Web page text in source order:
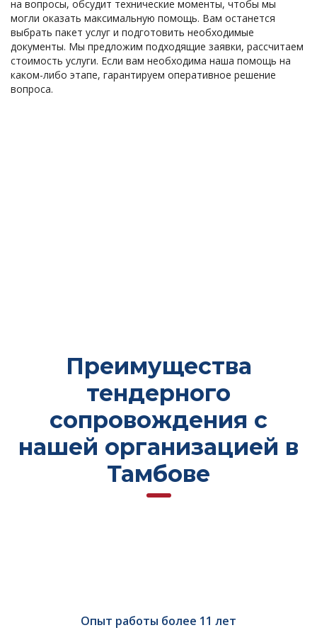
на вопросы, обсудит технические моменты, чтобы мы
могли оказать максимальную помощь. Вам останется
выбрать пакет услуг и подготовить необходимые
документы. Мы предложим подходящие заявки, рассчитаем
стоимость услуги. Если вам необходима наша помощь на
каком-либо этапе, гарантируем оперативное решение
вопроса.
Преимущества
тендерного
сопровождения с
нашей организацией в
Тамбове
Опыт работы более 11 лет